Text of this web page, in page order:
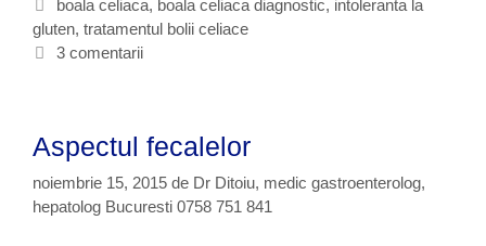
b
o
e
l
e
g
o
E
t
i
t
boala celiaca, boala celiaca diagnostic, intoleranta la
gluten, tratamentul bolii celiace
3 comentarii
Aspectul fecalelor
noiembrie 15, 2015 de Dr Ditoiu, medic gastroenterolog,
hepatolog Bucuresti 0758 751 841